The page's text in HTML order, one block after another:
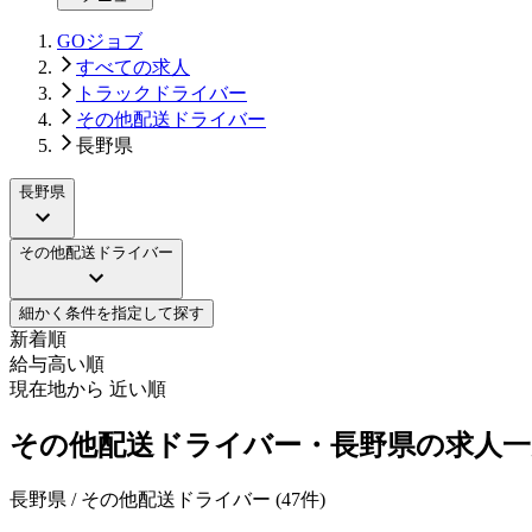
GOジョブ
すべての求人
トラックドライバー
その他配送ドライバー
長野県
長野県
その他配送ドライバー
細かく条件を指定して探す
新着順
給与高い順
現在地から 近い順
その他配送ドライバー・長野県の求人
長野県 / その他配送ドライバー (47件)